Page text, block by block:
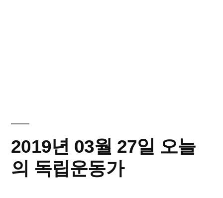
2019년 03월 27일 오늘
의 독립운동가